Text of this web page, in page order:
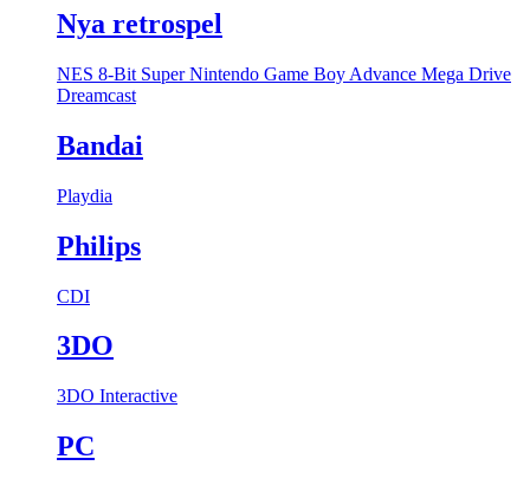
Nya retrospel
NES 8-Bit Super Nintendo Game Boy Advance Mega Drive
Dreamcast
Bandai
Playdia
Philips
CDI
3DO
3DO Interactive
PC